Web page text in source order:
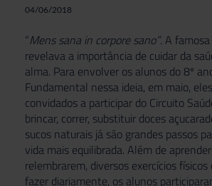
04/06/2018
“Mens sana in corpore sano”. A
revelava a importância de cuidar da
alma. Para envolver os alunos do 8º
Fundamental nessa ideia, em maio,
convidados a participar do Circuito
brincar, correr, substituir doces
sucos naturais já são grandes passos
vida mais equilibrada. Além de
relembrarem, diversos exercícios físicos
fazer diariamente, os alunos